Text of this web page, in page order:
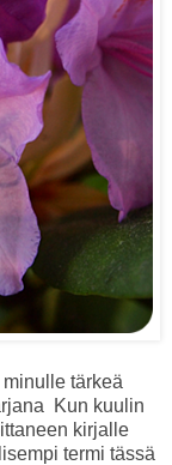
minulle tärkeä
Kun kuulin
kirjalle
termi tässä